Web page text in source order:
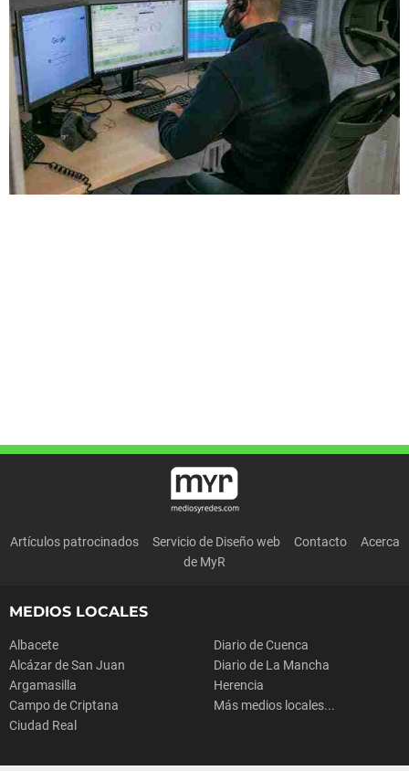
Artículos patrocinados Servicio de Diseño web Contacto
Acerca
de MyR
MEDIOS LOCALES
Albacete
Alcázar de San Juan
Argamasilla
Campo de Criptana
Ciudad Real
Diario de Cuenca
Diario de La Mancha
Herencia
Más medios locales...